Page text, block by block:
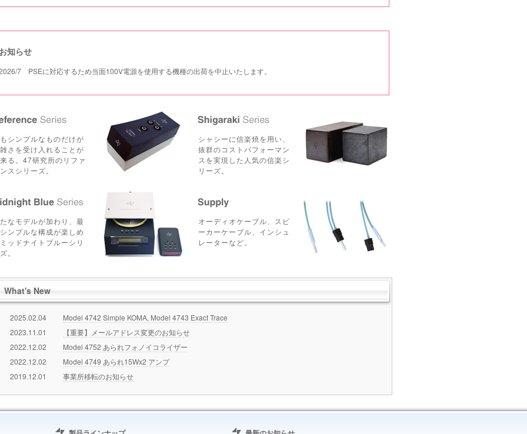
お知らせ
7 PSEに対応するため当面100V電源を使用する機種の出荷を中止いたします。
シンプルなものだけが
さを受け入れることが
る。47研究所のリファ
スシリーズ。
シャシーに信楽焼を用い、
抜群のコストパフォーマン
スを実現した人気の信楽シ
リーズ。
なモデルが加わり、最
ンプルな構成が楽しめ
ッドナイトブルーシリ
。
オーディオケーブル、スピ
ーカーケーブル、インシュ
レーターなど。
What's New
2025.02.04
Model 4742 Simple KOMA, Model 4743 Exact Trace
2023.11.01
【重要】メールアドレス変更のお知らせ
2022.12.02
Model 4752 あられフォノイコライザー
2022.12.02
Model 4749 あられ15Wx2 アンプ
2019.12.01
事業所移転のお知らせ